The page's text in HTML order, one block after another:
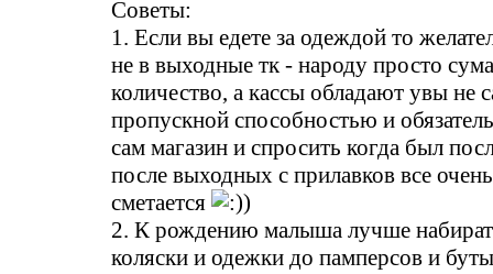
Советы:
1. Если вы едете за одеждой то
не в выходные тк - народу просто
количество, а кассы обладают увы не
пропускной способностью и
сам магазин и спросить когда был
после выходных с прилавков все
сметается
)
2. К рождению малыша лучше
коляски и одежки до памперсов и